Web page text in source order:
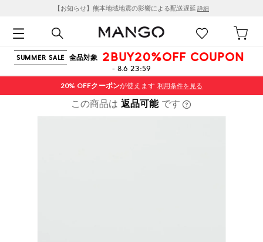
【お知らせ】熊本地域地震の影響による配送遅延 詳細
SUMMER SALE 全品対象 2BUY20%OFF COUPON
- 8.6 23:59
20% OFFクーポンが使えます 利用条件を見る
この商品は 返品可能 です